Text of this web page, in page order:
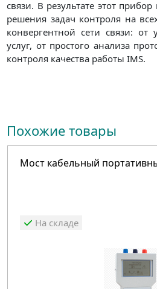
связи. В результате этот
решения задач контроля на
конвергентной сети связи: от
услуг, от простого анализа
контроля качества работы IMS.
Похожие товары
Мост кабельный
На складе